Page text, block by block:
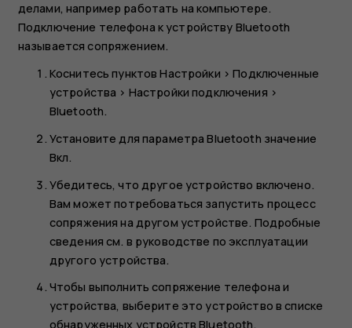
делами, например работать на компьютере.
Подключение телефона к устройству Bluetooth
называется сопряжением.
Коснитесь пунктовНастройки >Подключенные
устройства > Настройки подключения >
Bluetooth.
Установите для параметраBluetooth значение
Вкл.
Убедитесь, что другое устройство включено.
Вам может потребоваться запустить процесс
сопряжения на другом устройстве. Подробные
сведения см. в руководстве по эксплуатации
другого устройства.
Чтобы выполнить сопряжение телефона и
устройства, выберите это устройство в списке
обнаруженных устройств Bluetooth.